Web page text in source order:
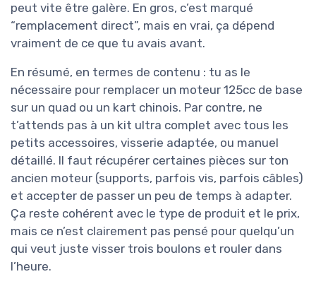
peut vite être galère. En gros, c’est marqué
“remplacement direct”, mais en vrai, ça dépend
vraiment de ce que tu avais avant.
En résumé, en termes de contenu : tu as le
nécessaire pour remplacer un moteur 125cc de base
sur un quad ou un kart chinois. Par contre, ne
t’attends pas à un kit ultra complet avec tous les
petits accessoires, visserie adaptée, ou manuel
détaillé. Il faut récupérer certaines pièces sur ton
ancien moteur (supports, parfois vis, parfois câbles)
et accepter de passer un peu de temps à adapter.
Ça reste cohérent avec le type de produit et le prix,
mais ce n’est clairement pas pensé pour quelqu’un
qui veut juste visser trois boulons et rouler dans
l’heure.